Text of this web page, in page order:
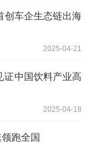
创车企生态链出海
2025-04-21
证中国饮料产业高
2025-04-18
跑全国